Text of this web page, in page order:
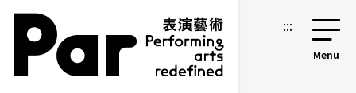
跳到主要內容區塊
網站導覽 :::